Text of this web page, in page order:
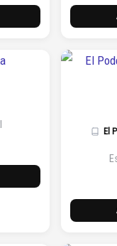
El